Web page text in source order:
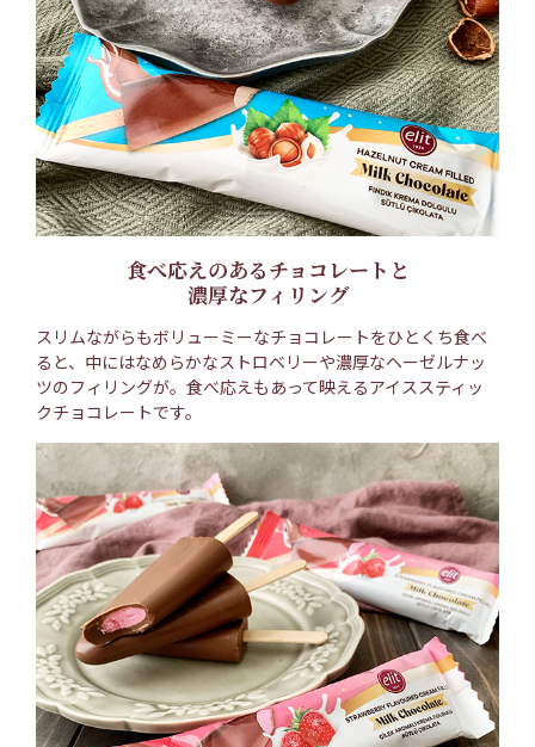
食べ応えのあるチョコレートと
濃厚なフィリング
スリムながらもボリューミーなチョコレートをひとくち食べ
ると、中にはなめらかなストロベリーや濃厚なヘーゼルナッ
ツのフィリングが。食べ応えもあって映えるアイススティッ
クチョコレートです。